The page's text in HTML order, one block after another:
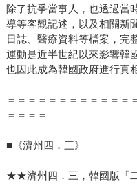
除了抗爭當事人，也透過當
導等客觀記述，以及相關新
日誌、醫療資料等檔案，完
運動是近半世紀以來影響韓
也因此成為韓國政府進行真
＝＝＝＝＝＝＝＝＝＝＝＝
＝＝＝＝
■《濟州四．三》
★★濟州四．三，韓國版「